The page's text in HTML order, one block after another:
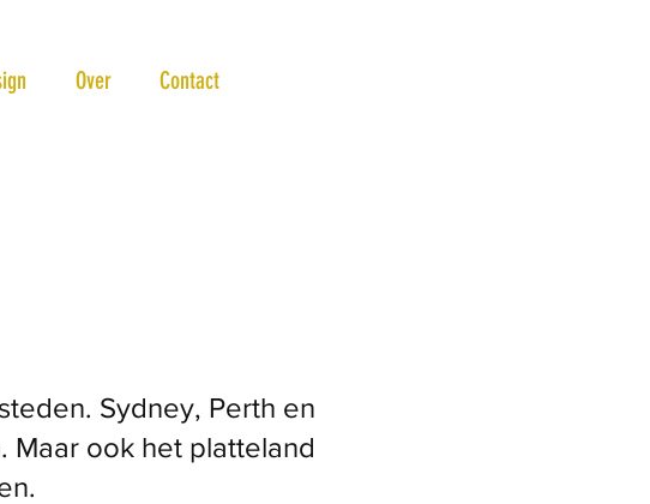
Over Contact
Sydney, Perth en
Maar ook het platteland